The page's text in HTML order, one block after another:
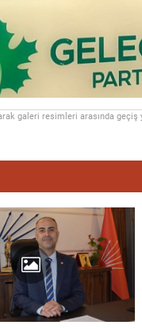
galeri resimleri arasında geçiş